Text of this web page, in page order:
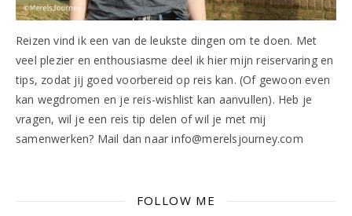
Reizen vind ik een van de leukste dingen om te doen. Met
veel plezier en enthousiasme deel ik hier mijn reiservaring en
tips, zodat jij goed voorbereid op reis kan. (Of gewoon even
kan wegdromen en je reis-wishlist kan aanvullen). Heb je
vragen, wil je een reis tip delen of wil je met mij
samenwerken? Mail dan naar info@merelsjourney.com
FOLLOW ME